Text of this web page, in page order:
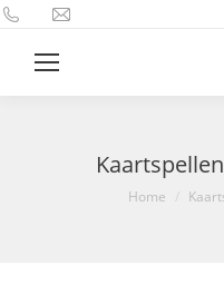
Je bent hier:
Home